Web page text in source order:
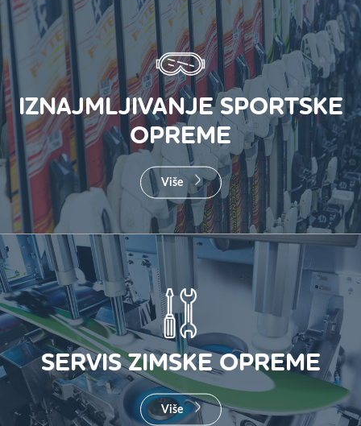
IZNAJMLJIVANJE SPORTSKE
OPREME
Više
SERVIS ZIMSKE OPREME
Više